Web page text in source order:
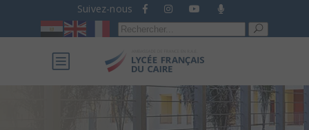
Suivez-nous
Recherche
pour :